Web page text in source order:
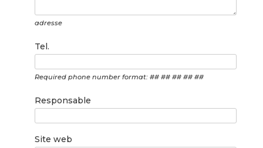
adresse
Tel.
Required phone number format: ## ## ## ## ##
Responsable
Site web